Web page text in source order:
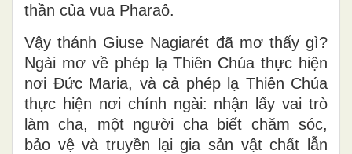
thần của vua Pharaô.
Vậy thánh Giuse Nagiarét đã mơ thấy gì?
Ngài mơ về phép lạ Thiên Chúa thực hiện
nơi Đức Maria, và cả phép lạ Thiên Chúa
thực hiện nơi chính ngài: nhận lấy vai trò
làm cha, một người cha biết chăm sóc,
bảo vệ và truyền lại gia sản vật chất lẫn